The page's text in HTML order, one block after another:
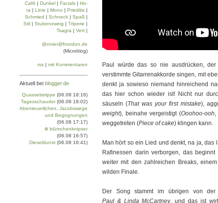
Paul würde das so nie ausdrücken,
verstimmte Gitarrenakkorde singen, mit
denkt ja sowieso niemand hinreichend
das hier schon wieder ist! Nicht nur
säuseln (That was your first mistake),
weight), beinahe vergeistigt (Ooohoo-ooh,
weggetreten (Piece of cake) klingen kann.
Man hört so ein Lied und denkt, na ja,
Rafinessen darin verborgen, das
weiter mit den zahlreichen Breaks,
wilden Finale.
Der Song stammt im übrigen von der
Paul & Linda McCartney, und das ist
Café | Dun­kel | Facials | Ho­
ra | Linie | Mo­no | Prie­di­tis |
Schmied | Schneck | Spaß |
Stil | Stu­ben­zweig | Tri­pe­rie |
Tsa­gra | Vert |
@nnier@fnordon.de
(Microblog)
rss | mit Kommentaren
Aktuell bei blogger.de
Quasselstrippe (06.08 18:16)
Tagesschauder (06.08 18:02)
Abenteuerlichen, Jacobswege
und Begegnungen
(06.08 17:17)
⊗ blümchenknipser
(06.08 16:57)
Dieseldunst (06.08 16:41)